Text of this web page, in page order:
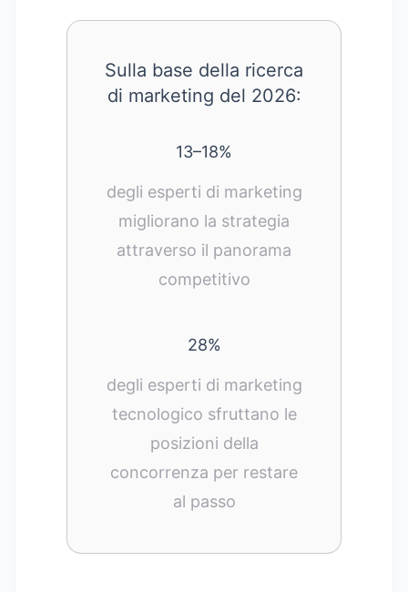
Sulla base della ricerca
di marketing del 2026:
13–18%
degli esperti di marketing
migliorano la strategia
attraverso il panorama
competitivo
28%
degli esperti di marketing
tecnologico sfruttano le
posizioni della
concorrenza per restare
al passo